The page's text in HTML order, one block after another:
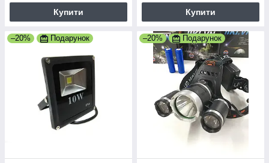
Купити Купити
–20% Подарунок –20% Подарунок